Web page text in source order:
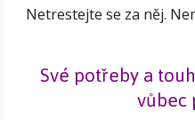
Netrestejte se za něj.
Své potřeby a